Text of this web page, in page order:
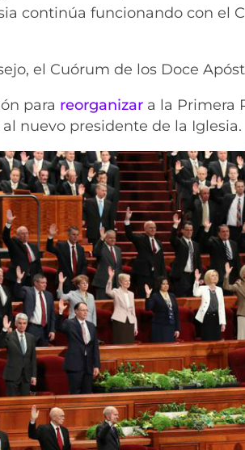
continúa funcionando con el
el Cuórum de los Doce
para reorganizar a la Primera
nuevo presidente de la Iglesia.